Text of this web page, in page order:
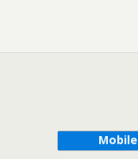
Mobile